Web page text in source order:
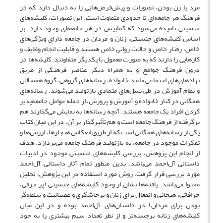
مرد یا زن بودن، تصورات و پیش‌فرض‌هایی را به دنبال دارد که در
فرهنگ هر جامعه‌ای تا حدودی متفاوت است. این تصورات، کلیشه‌های
جنسیتی نامیده می‌شود که کمابیش در هر جامعه‌ای وجود دارد. بر
اساس کلیشه‌های جنسیتی، زنان و مردان در جامعه دارای ویژگی‌های
خاص، رفتار خاص و حالات روانی خاص هستند و قابلیت انجام وظایف و
کارهایی را دارند که به صورت معمول با یکدیگر متفاوتند. کلیشه‌ها در
درون فرهنگ جوامع و به همراه دیگر عناصر فرهنگی از طریق
نهادهای‌های اجتماعی مانند خانواده، رسانه‌های گروهی، گروه همسالان
و نظام آموزش در طی نسل‌های متمادی بازتولید می‌شوند. رسانه‌های
همگانی در کنار خانواده و آموزش و پرورش، از جمله عوامل جامعه‌پذیر
کردن افراد یک جامعه هستند. آنچه رسانه‌ها به نمایش می‌گذارند هم
برگرفته از فرهنگ جامعه است و هم تأثیرگذار بر آن. در این میان کتاب
یکی از رسانه‌های همگانی است که از طریق انعکاس هنجارها، ارزش‌ها و
تفکرات موجود در جامعه، به بازتولید فرهنگ جامعه می‌پردازد. هدف
از انجام این پژوهش، بررسی کلیشه‌های جنسیتی موجود در ادبیات
داستانی آل‌احمد می‌باشد. بدین منظور تمام آثار داستانی آل‌احمد
مورد بررسی قرار گرفت. روش مورد استفاده در این پژوهش، تحلیل
محتوا می‌باشد. یافته‌ها نشان از وجود کلیشه‌های جنسیتی (پر حرفی،
خرافاتی، هیجانی و انفعال برای زنان و پرخاشگری و عصبانیت و سلطه‌گر
بودن برای مردان) در داستان‌های آل‌احمد بوده و در این میان
کلیشه‌های زنانه برجسته‌تر و از نظر تعداد سهم بیشتری را به خود